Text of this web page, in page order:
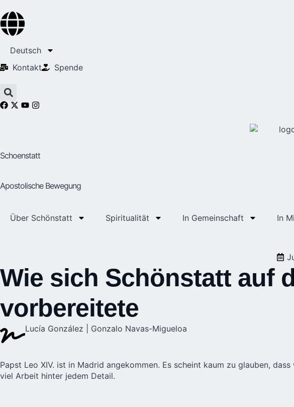
Deutsch
Kontakt
Spende
Schoenstatt
Apostolische Bewegung
Über Schönstatt Spiritualität In Gemeinschaft In
Wie sich Schönstatt auf
vorbereitete
Lucía González | Gonzalo Navas-Migueloa
Papst Leo XIV. ist in Madrid angekommen. Es scheint kaum zu glauben,
viel Arbeit hinter jedem Detail.